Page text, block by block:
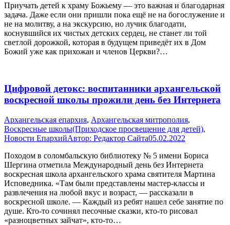
Приучать детей к храму Божьему — это важная и благодарная
задача. Даже если они пришли пока ещё не на богослужение и
не на молитву, а на экскурсию, но лучик благодати,
коснувшийся их чистых детских сердец, не станет ли той
светлой дорожкой, которая в будущем приведёт их в Дом
Божий уже как прихожан и членов Церкви?…
Цифровой детокс: воспитанники архангельской
воскресной школы прожили день без Интернета
Архангельская епархия, Архангельская митрополия,
Воскресные школы(Приходское просвещение для детей),
Новости ЕпархийАвтор: Редактор Сайта05.02.2022
Походом в соломбальскую библиотеку № 5 имени Бориса
Шергина отметила Международный день без Интернета
воскресная школа архангельского храма святителя Мартина
Исповедника. «Там были представлены мастер-классы и
развлечения на любой вкус и возраст, — рассказали в
воскресной школе. — Каждый из ребят нашел себе занятие по
душе. Кто-то сочинял песочные сказки, кто-то рисовал
«разноцветных зайчат», кто-то…